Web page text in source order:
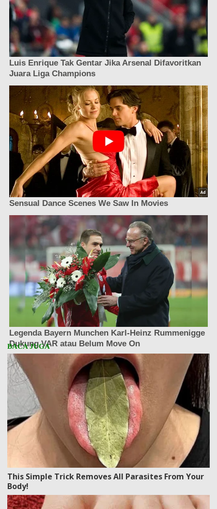
This Simple Trick Removes All Parasites From Your
Body!